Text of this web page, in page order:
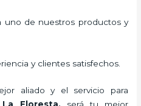
uno de nuestros productos y
y clientes satisfechos.
aliado y el servicio para